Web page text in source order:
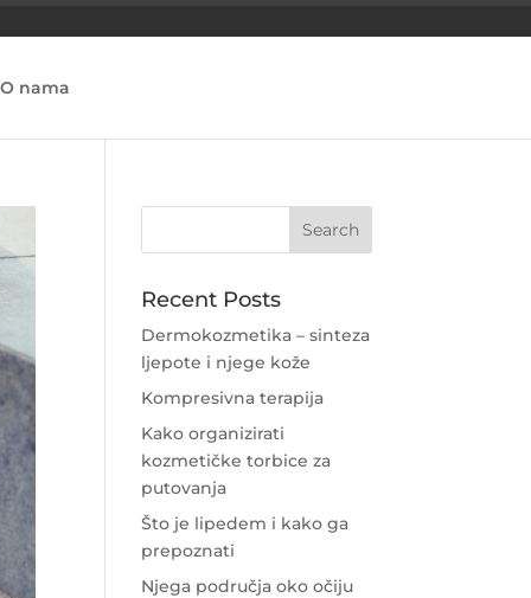
O nama
Recent Posts
Dermokozmetika – sinteza
ljepote i njege kože
Kompresivna terapija
Kako organizirati
kozmetičke torbice za
putovanja
Što je lipedem i kako ga
prepoznati
Njega područja oko očiju